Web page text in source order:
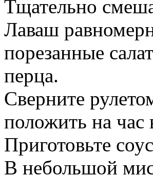
Тщательно
Лаваш
порезанные
перца.
Сверните
положить на час
Приготовьте
В небольшой